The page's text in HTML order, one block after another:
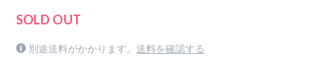
SOLD OUT
別途送料がかかります。 送料を確認する